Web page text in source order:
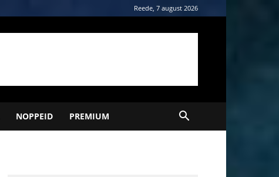
Reede, 7 august 2026
NOPPEID PREMIUM